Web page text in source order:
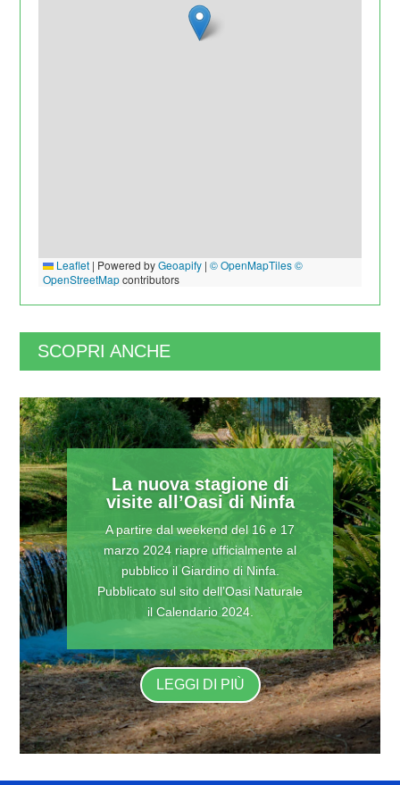
Leaflet | Powered byGeoapify |© OpenMapTiles ©
OpenStreetMapcontributors
SCOPRI ANCHE
La nuova stagione di
visite all’Oasi di Ninfa
A partire dal weekend del 16 e 17
marzo 2024 riapre ufficialmente al
pubblico il Giardino di Ninfa.
Pubblicato sul sito dell’Oasi Naturale
il Calendario 2024.
LEGGI DI PIÙ